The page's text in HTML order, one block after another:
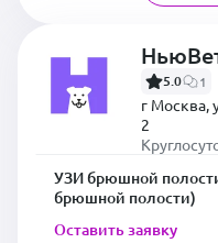
5.0 1
г Москва,
2
УЗИ брюшной
брюшной полости)
Оставить заявку